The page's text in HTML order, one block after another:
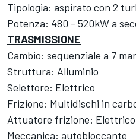
Tipologia: aspirato con 2
Potenza: 480 - 520kW a
TRASMISSIONE
Cambio: sequenziale a 7
Struttura: Alluminio
Selettore: Elettrico
Frizione: Multidischi in
Attuatore frizione: Elettrico
Meccanica: autobloccante